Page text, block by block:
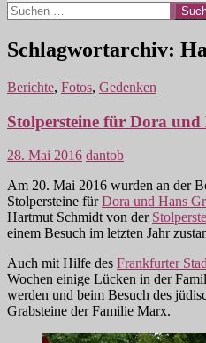
Suchen
nach:
Schlagwortarchiv:
Berichte, Fotos, Gedenken
Stolpersteine für Dora
28. Mai 2016 dantob
Am 20. Mai 2016 wurden an der
Stolpersteine fürDora und Hans
Hartmut Schmidt von der
einem Besuch im letzten Jahr
Auch mit Hilfe des Frankfurter
Wochen einige Lücken in der
werden und beim Besuch des
Grabsteine der Familie Marx.